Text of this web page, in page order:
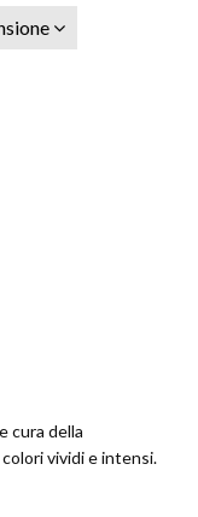
cura della
vividi e intensi.